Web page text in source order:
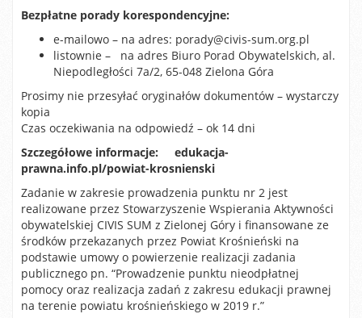
Bezpłatne porady korespondencyjne:
e-mailowo – na adres: porady@civis-sum.org.pl
listownie – na adres Biuro Porad Obywatelskich, al.
Niepodległości 7a/2, 65-048 Zielona Góra
Prosimy nie przesyłać oryginałów dokumentów – wystarczy
kopia
Czas oczekiwania na odpowiedź – ok 14 dni
Szczegółowe informacje: edukacja-
prawna.info.pl/powiat-krosnienski
Zadanie w zakresie prowadzenia punktu nr 2 jest
realizowane przez Stowarzyszenie Wspierania Aktywności
obywatelskiej CIVIS SUM z Zielonej Góry i finansowane ze
środków przekazanych przez Powiat Krośnieński na
podstawie umowy o powierzenie realizacji zadania
publicznego pn. “Prowadzenie punktu nieodpłatnej
pomocy oraz realizacja zadań z zakresu edukacji prawnej
na terenie powiatu krośnieńskiego w 2019 r.”